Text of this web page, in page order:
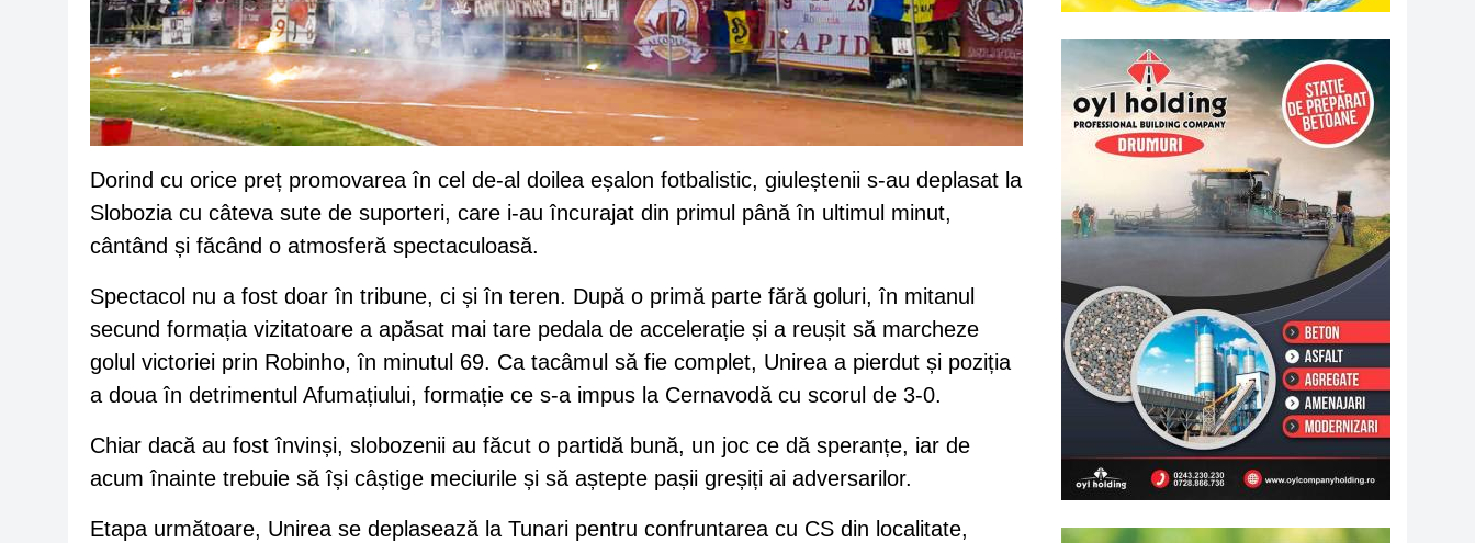
Dorind cu orice preț promovarea în cel de-al doilea eșalon fotbalistic, giuleștenii s-au deplasat la
Slobozia cu câteva sute de suporteri, care i-au încurajat din primul până în ultimul minut,
cântând și făcând o atmosferă spectaculoasă.
Spectacol nu a fost doar în tribune, ci și în teren. După o primă parte fără goluri, în mitanul
secund formația vizitatoare a apăsat mai tare pedala de accelerație și a reușit să marcheze
golul victoriei prin Robinho, în minutul 69. Ca tacâmul să fie complet, Unirea a pierdut și poziția
a doua în detrimentul Afumațiului, formație ce s-a impus la Cernavodă cu scorul de 3-0.
Chiar dacă au fost învinși, slobozenii au făcut o partidă bună, un joc ce dă speranțe, iar de
acum înainte trebuie să își câștige meciurile și să aștepte pașii greșiți ai adversarilor.
Etapa următoare, Unirea se deplasează la Tunari pentru confruntarea cu CS din localitate,